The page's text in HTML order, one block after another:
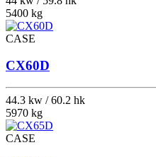
5400 kg
CASE
CX60D
44.3 kw / 60.2 hk
5970 kg
CASE